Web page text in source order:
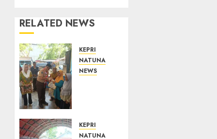
RELATED NEWS
KEPRI
NATUNA
NEWS
Bersama
Group
KEPRI
NATUNA